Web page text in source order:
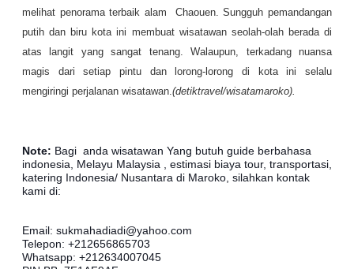
melihat penorama terbaik alam Chaouen. Sungguh pemandangan
putih dan biru kota ini membuat wisatawan seolah-olah berada di
atas langit yang sangat tenang. Walaupun, terkadang nuansa
magis dari setiap pintu dan lorong-lorong di kota ini selalu
mengiringi perjalanan wisatawan.(detiktravel/wisatamaroko).
Note: Bagi anda wisatawan Yang butuh guide berbahasa
indonesia, Melayu Malaysia , estimasi biaya tour, transportasi,
katering Indonesia/ Nusantara di Maroko, silahkan kontak
kami di:
Email: sukmahadiadi@yahoo.com
Telepon: +212656865703
Whatsapp: +212634007045